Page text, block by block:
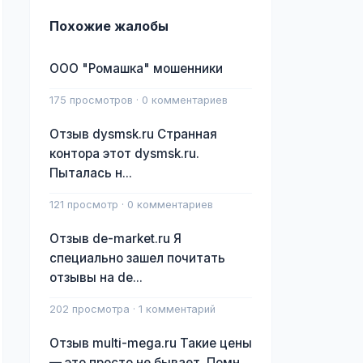
Похожие жалобы
ООО "Ромашка" мошенники
175 просмотров · 0 комментариев
Отзыв dysmsk.ru Странная
контора этот dysmsk.ru.
Пыталась н...
121 просмотр · 0 комментариев
Отзыв de-market.ru Я
специально зашел почитать
отзывы на de...
202 просмотра · 1 комментарий
Отзыв multi-mega.ru Такие цены